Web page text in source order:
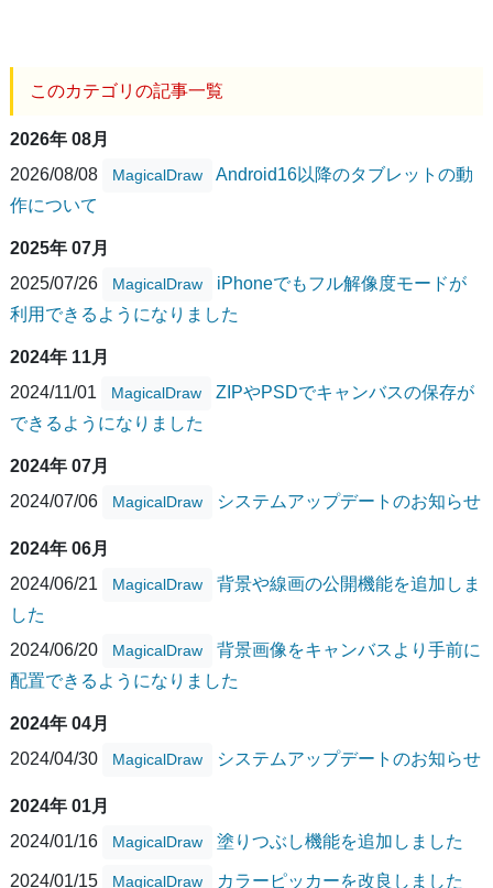
このカテゴリの記事一覧
2026年 08月
2026/08/08
MagicalDraw
Android16以降のタブレットの動
作について
2025年 07月
2025/07/26
MagicalDraw
iPhoneでもフル解像度モードが
利用できるようになりました
2024年 11月
2024/11/01
MagicalDraw
ZIPやPSDでキャンバスの保存が
できるようになりました
2024年 07月
2024/07/06
MagicalDraw システムアップデートのお知らせ
2024年 06月
2024/06/21
MagicalDraw
背景や線画の公開機能を追加しま
した
2024/06/20
MagicalDraw
背景画像をキャンバスより手前に
配置できるようになりました
2024年 04月
2024/04/30
MagicalDraw システムアップデートのお知らせ
2024年 01月
2024/01/16
MagicalDraw 塗りつぶし機能を追加しました
2024/01/15 MagicalDraw カラーピッカーを改良しました